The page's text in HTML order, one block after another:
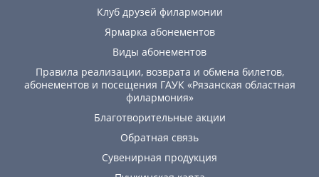
Клуб друзей филармонии
Ярмарка абонементов
Виды абонементов
Правила реализации, возврата и обмена билетов,
абонементов и посещения ГАУК «Рязанская областная
филармония»
Благотворительные акции
Обратная связь
Сувенирная продукция